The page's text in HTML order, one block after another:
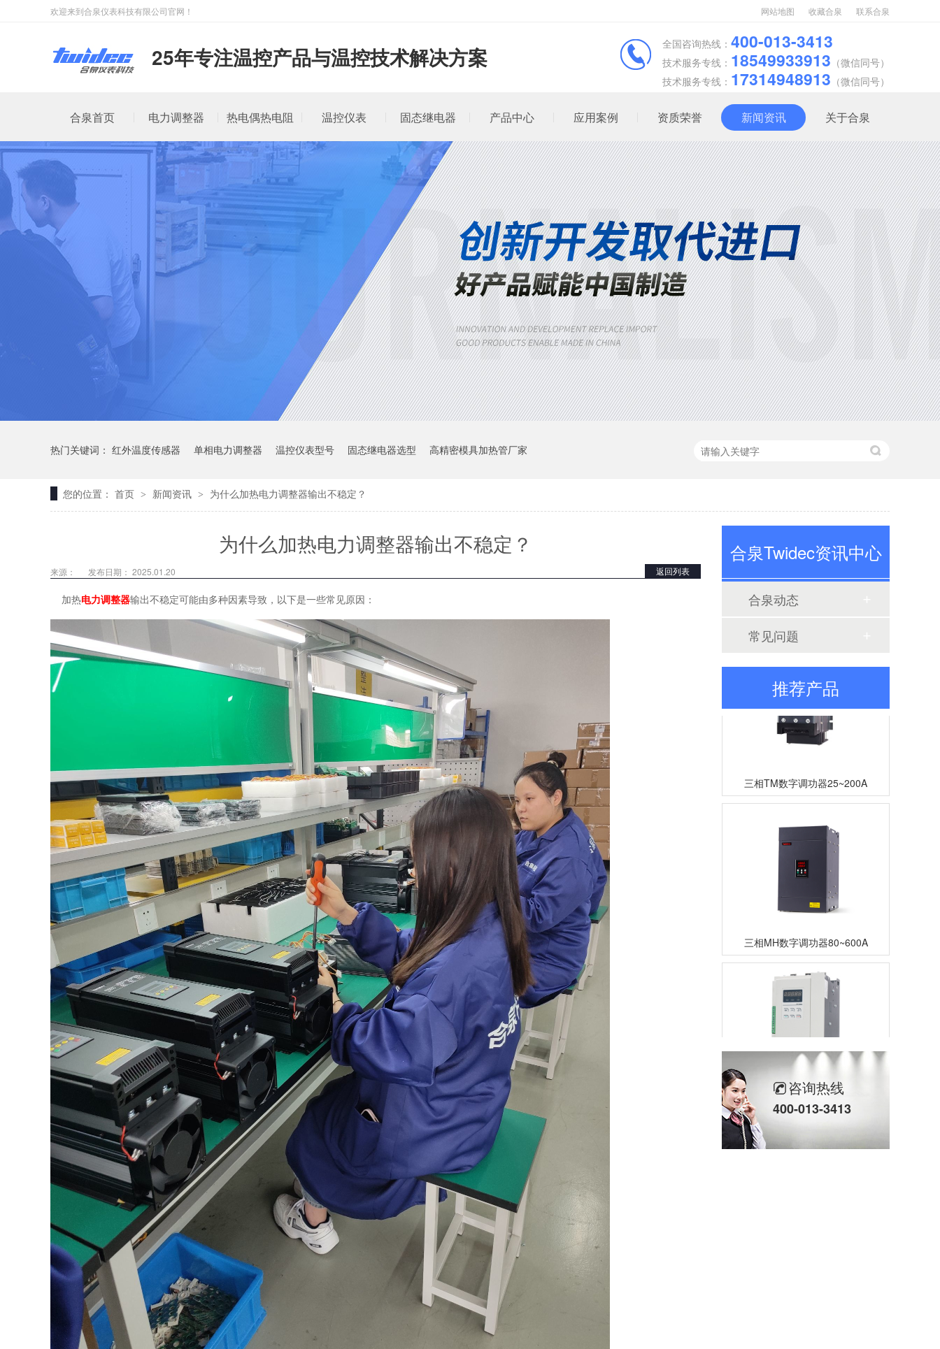
网站地图 收藏合泉 联系合泉
欢迎来到合泉仪表科技有限公司官网！
25年专注温控产品与温控技术解决方案 全国咨询热线： 400-013-3413
技术服务专线： 18549933913 （微信同号）
技术服务专线： 17314948913 （微信同号）
合泉首页 电力调整器 热电偶热电阻 温控仪表 固态继电器 产品中心 应用案例 资质荣誉 新闻资讯 关于合泉
热门关键词： 红外温度传感器 单相电力调整器 温控仪表型号 固态继电器选型 高精密模具加热管厂家
您的位置： 首页 > 新闻资讯 > 为什么加热电力调整器输出不稳定？
为什么加热电力调整器输出不稳定？
返回列表
来源： 发布日期： 2025.01.20
加热电力调整器输出不稳定可能由多种因素导致，以下是一些常见原因：
合泉Twidec资讯中心
合泉动态
常见问题
推荐产品
三相SH高端调功器25~2000A
咨询热线
400-013-3413